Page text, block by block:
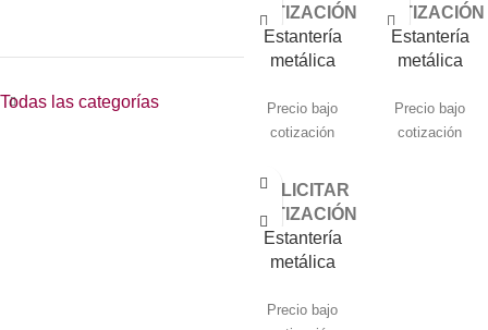
Todas las categorías
COTIZACIÓN
Estantería
metálica
tendidos en
madera
Precio bajo
cotización
COTIZACIÓN
Estantería
metálica
tendidos
metálicos
Precio bajo
cotización
SOLICITAR
COTIZACIÓN
Estantería
metálica
estibas
Precio bajo